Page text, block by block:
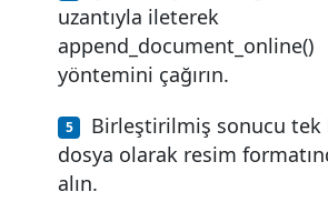
uzantıyla ileterek
append_document_online()
yöntemini çağırın.
Birleştirilmiş sonucu tek
dosya olarak resim
alın.